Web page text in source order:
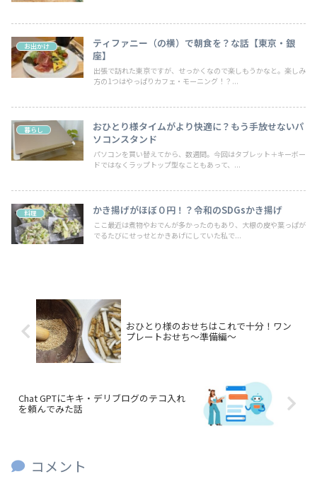
お出かけ
ティファニー（の横）で朝食を？な話【東京・銀
座】
出張で訪れた東京ですが、せっかくなので楽しもうかなと。楽しみ
方の1つはやっぱりカフェ・モーニング！？...
暮らし
おひとり様タイムがより快適に？もう手放せないパ
ソコンスタンド
パソコンを買い替えてから、数週間。今回はタブレット＋キーボー
ドではなくラップトップ型なこともあって、...
料理 かき揚げがほぼ０円！？令和のSDGsかき揚げ
ここ最近は煮物やおでんが多かったのもあり、大根の皮や葉っぱが
でるたびにせっせとかきあげにしていた私で...
おひとり様のおせちはこれで十分！ワン
プレートおせち～準備編～
Chat GPTにキキ・デリブログのテコ入れ
を頼んでみた話
コメント